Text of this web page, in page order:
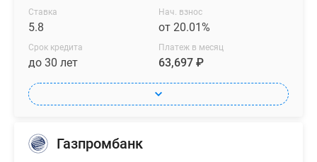
Ставка
5.8
Нач. взнос
от 20.01%
Срок кредита
до 30 лет
Платеж в месяц
63,697 ₽
Газпромбанк